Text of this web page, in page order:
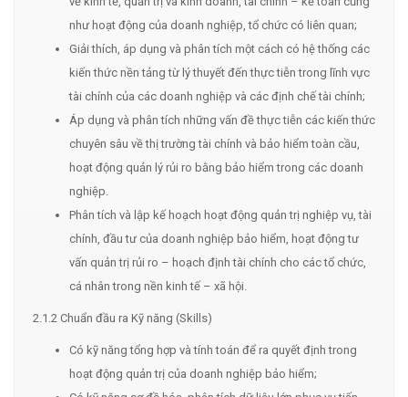
như hoạt động của doanh nghiệp, tổ chức có liên quan;
Giải thích, áp dụng và phân tích một cách có hệ thống các
kiến thức nền tảng từ lý thuyết đến thực tiễn trong lĩnh vực
tài chính của các doanh nghiệp và các định chế tài chính;
Áp dụng và phân tích những vấn đề thực tiễn các kiến thức
chuyên sâu về thị trường tài chính và bảo hiểm toàn cầu,
hoạt động quản lý rủi ro bằng bảo hiểm trong các doanh
nghiệp.
Phân tích và lập kế hoạch hoạt động quản trị nghiệp vụ, tài
chính, đầu tư của doanh nghiệp bảo hiểm, hoạt động tư
vấn quản trị rủi ro – hoạch định tài chính cho các tổ chức,
cá nhân trong nền kinh tế – xã hội.
2.1.2 Chuẩn đầu ra Kỹ năng (Skills)
Có kỹ năng tổng hợp và tính toán để ra quyết định trong
hoạt động quản trị của doanh nghiệp bảo hiểm;